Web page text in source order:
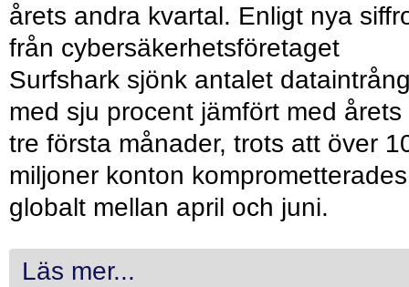
årets andra kvartal. Enligt nya
från cybersäkerhetsföretaget
Surfshark sjönk antalet
med sju procent jämfört med årets
tre första månader, trots att över
miljoner konton komprometterades
globalt mellan april och juni.
Läs mer...